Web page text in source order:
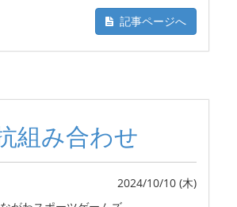
記事ページへ
組み合わせ
2024/10/10 (木)